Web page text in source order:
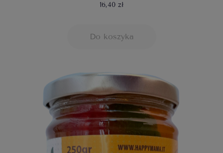
16,40 zł
Do koszyka